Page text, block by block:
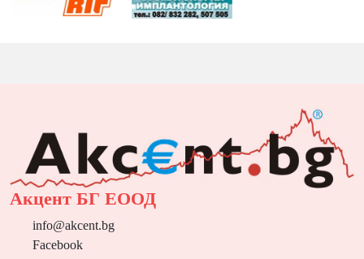
Акцент БГ ЕООД
info@akcent.bg
Facebook